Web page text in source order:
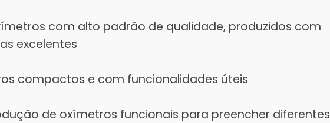
com alto padrão de qualidade, produzidos com
excelentes
compactos e com funcionalidades úteis
de oxímetros funcionais para preencher diferentes